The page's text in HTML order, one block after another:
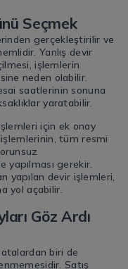
Seçmek
gerçekleştirilir ve
Yanlış devir
işlemlerin
neden olabilir.
saatlerinin sonuna
yaratabilir.
için ek onay
tüm resmi
gerekir.
yapılan devir işlemleri,
yol açabilir.
Göz Ardı
biri de
Satış